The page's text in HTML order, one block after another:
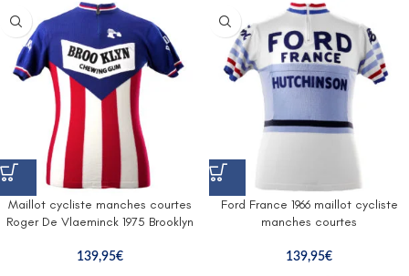
Maillot cycliste manches courtes
Roger De Vlaeminck 1975 Brooklyn
139,95€
Ford France 1966 maillot cycliste
manches courtes
139,95€